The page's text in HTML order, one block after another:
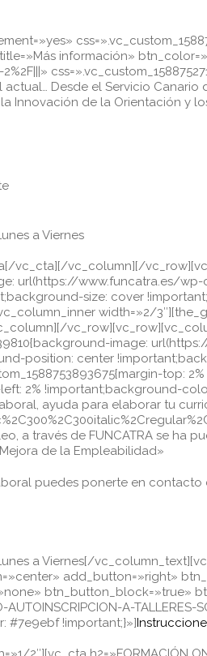
información»
Desde el Servicio
Innovación de la Orientación y
a Viernes
vc_cta][/vc_column][/
url(https://www.funcatra.es/
size: cover
width=»2/
image:
position: center
top:
2% !important;background-
ayuda para elaborar tu
a través de FUNCATRA se
de la Empleabilidad»
puedes ponerte en
a Viernes[/
add_button=»right»
btn_button_block=»true»
A-
#7e9ebf !important;}»]